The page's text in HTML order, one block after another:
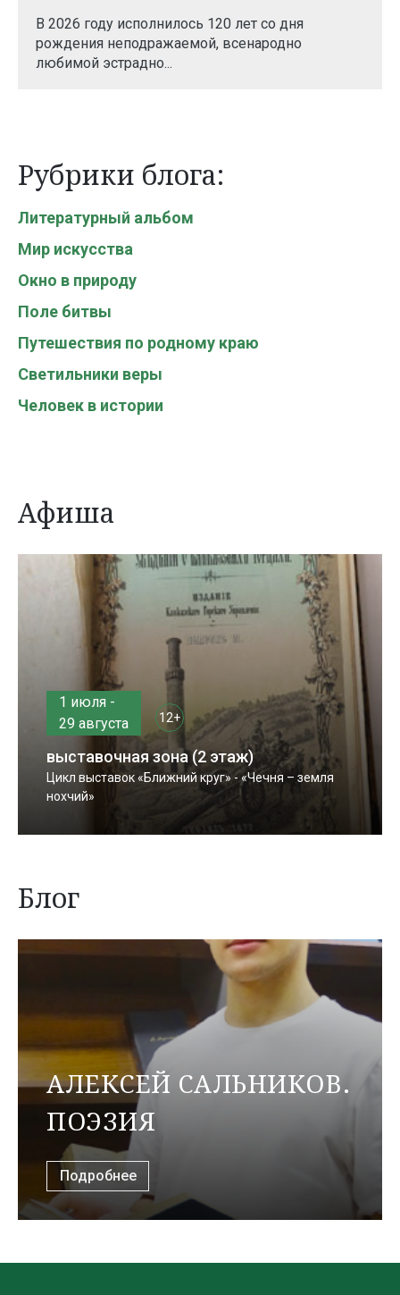
В 2026 году исполнилось 120 лет со дня
рождения неподражаемой, всенародно
любимой эстрадно...
Рубрики блога:
Литературный альбом
Мир искусства
Окно в природу
Поле битвы
Путешествия по родному краю
Светильники веры
Человек в истории
Афиша
1 июля -
29 августа
12+
выставочная зона (2 этаж)
Цикл выставок «Ближний круг» - «Чечня – земля
нохчий»
Блог
АЛЕКСЕЙ САЛЬНИКОВ.
ПОЭЗИЯ
Подробнее